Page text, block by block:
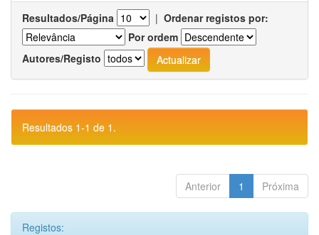
Resultados/Página | Ordenar registos por:
Por ordem
Autores/Registo
Resultados 1-1 de 1.
Anterior 1 Próxima
Registos: